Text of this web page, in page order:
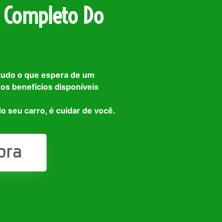
Do
o que espera de um
benefícios disponíveis
seu carro, é cuidar de você.